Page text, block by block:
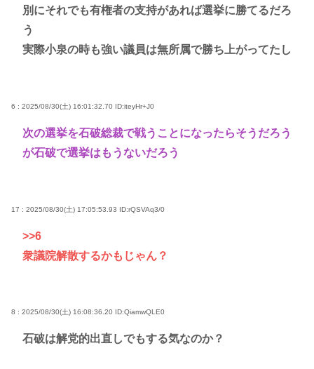
別にそれでも有権者の支持があれば選挙に勝てるだろ
う
実際小泉の時も強い議員は無所属で勝ち上がってたし
6 : 2025/08/30(土) 16:01:32.70 ID:iteyHr+J0
次の選挙を石破総裁で戦うことになったらそうだろう
が石破で選挙はもうないだろう
17 : 2025/08/30(土) 17:05:53.93 ID:rQSVAq3/0
>>6
衆議院解散するかもじゃん？
8 : 2025/08/30(土) 16:08:36.20 ID:QiamwQLE0
石破は解党的出直しでもする気なのか？